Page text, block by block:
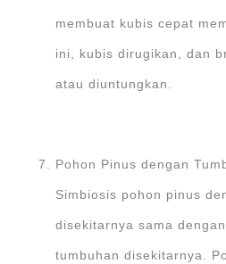
membuat kubis cepat
ini, kubis dirugikan, dan
atau diuntungkan.
Pohon Pinus dengan
Simbiosis pohon pinus
disekitarnya sama
tumbuhan disekitarnya.